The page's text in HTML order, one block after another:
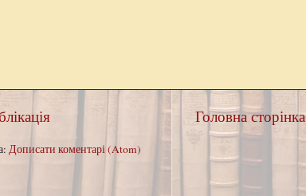
Головна сторінка
Дописати коментарі (Atom)